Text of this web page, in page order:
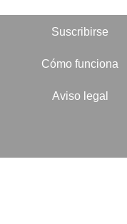
Suscribirse
Cómo funciona
Aviso legal